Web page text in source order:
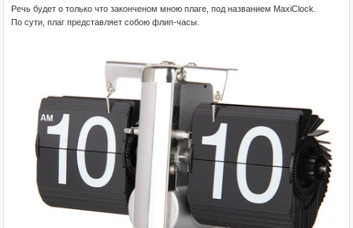
Речь будет о только что законченом мною плаге, под названием MaxiClock.
По сути, плаг представляет собою флип-часы.